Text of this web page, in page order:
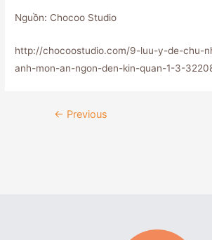
Nguồn: Chocoo Studio
http://chocoostudio.com/9-luu-y-de-chu-
anh-mon-an-ngon-den-kin-quan-1-3-
← Previous